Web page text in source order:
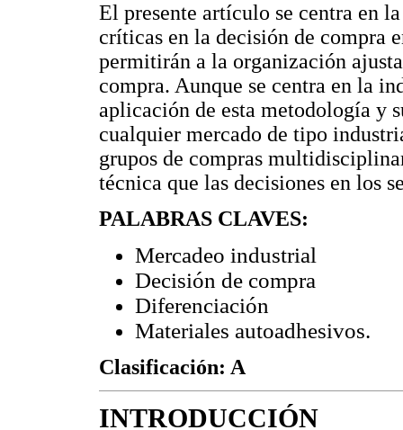
El presente artículo se centra en
críticas en la decisión de compra
permitirán a la organización
compra. Aunque se centra en la
aplicación de esta metodología y
cualquier mercado de tipo
grupos de compras
técnica que las decisiones en los
PALABRAS CLAVES:
Mercadeo industrial
Decisión de compra
Diferenciación
Materiales autoadhesivos.
Clasificación: A
INTRODUCCIÓN